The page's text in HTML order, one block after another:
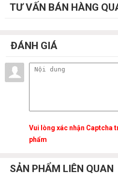
TƯ VẤN BÁN HÀNG
ĐÁNH GIÁ
Vui lòng xác nhận Captcha
phẩm
SẢN PHẨM LIÊN QUAN